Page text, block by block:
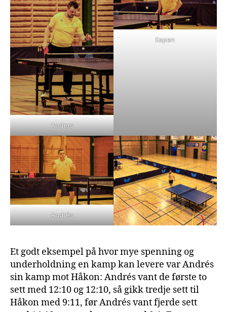
Anders
Espen
Andrés
Et godt eksempel på hvor mye spenning og
underholdning en kamp kan levere var Andrés
sin kamp mot Håkon: Andrés vant de første to
sett med 12:10 og 12:10, så gikk tredje sett til
Håkon med 9:11, før Andrés vant fjerde sett